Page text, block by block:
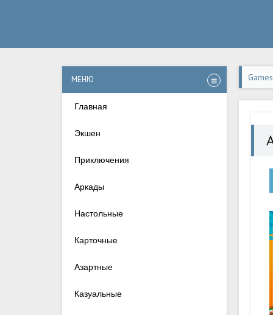
МЕНЮ
Главная
Экшен
Приключения
Аркады
Настольные
Карточные
Азартные
Казуальные